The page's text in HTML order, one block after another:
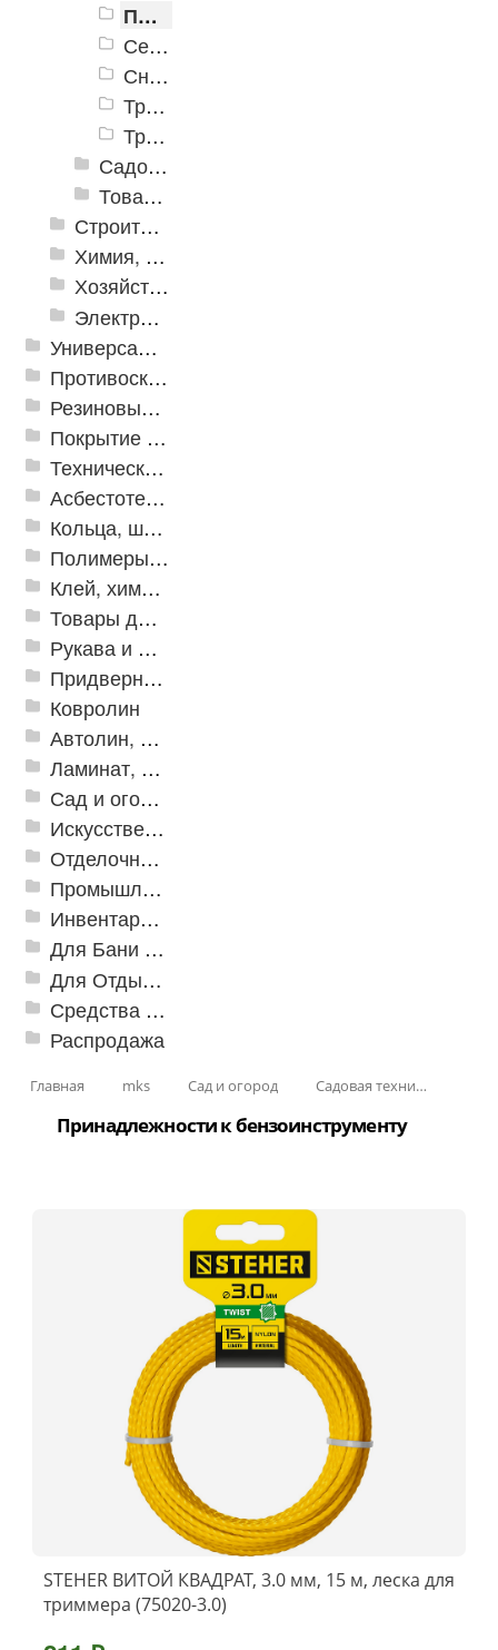
Принадлежности к бензоинструменту
Секаторы аккумуляторные
Снегоуборщики
Триммеры (электро)
Триммеры и косы аккумуляторные
Садовый декор
Товары для отдыха и пикника
Строительная Химия и принадлежности
Химия, крепеж, СИЗ
Хозяйственные принадлежности
Электрика и свет
Универсальные модульные покрытия
Противоскользящая защита для лестниц, профили, ленты
Резиновые и ПВХ дорожки
Покрытие из резиновой крошки
Техническая резина
Асбестотехнические и теплоизоляционные материалы
Кольца, шайбы, манжеты
Полимеры и пластики
Клей, химия, сопутствующие товары
Товары для дома
Рукава и шланги промышленные
Придверные решетки
Ковролин
Автолин, Транслин, Линолеум
Ламинат, Кварцвиниловая плитка SPC
Сад и огород
Искусственная трава
Отделочные профили
Промышленный текстиль
Инвентарь для клининга
Для Бани и Сауны
Для Отдыха и Пикника
Средства от насекомых и садовых вредителей
Распродажа
Главная mks Сад и огород Садовая техника
Принадлежности к бензоинструменту
STEHER ВИТОЙ КВАДРАТ, 3.0 мм, 15 м, леска для
триммера (75020-3.0)